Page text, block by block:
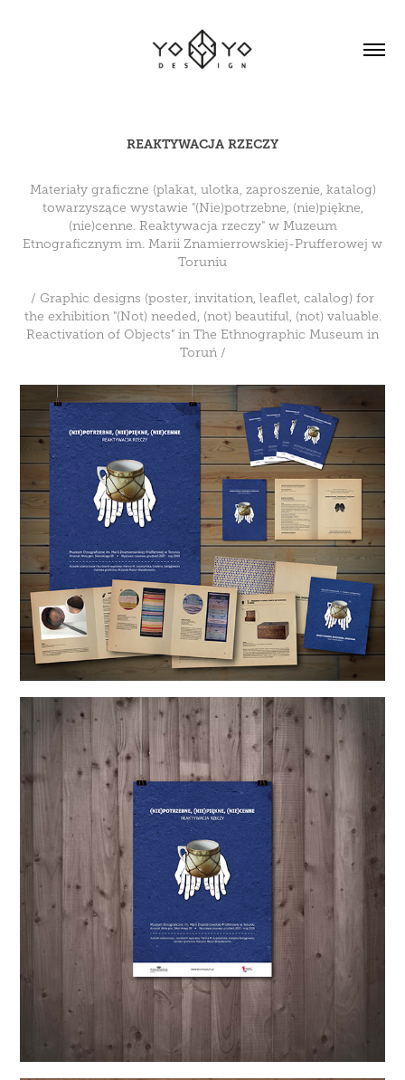
REAKTYWACJA RZECZY
Materiały graficzne (plakat, ulotka, zaproszenie, katalog)
towarzyszące wystawie "(Nie)potrzebne, (nie)piękne,
(nie)cenne. Reaktywacja rzeczy" w Muzeum
Etnograficznym im. Marii Znamierrowskiej-Prufferowej w
Toruniu
/ Graphic designs (poster, invitation, leaflet, calalog) for
the exhibition "(Not) needed, (not) beautiful, (not) valuable.
Reactivation of Objects" in The Ethnographic Museum in
Toruń /